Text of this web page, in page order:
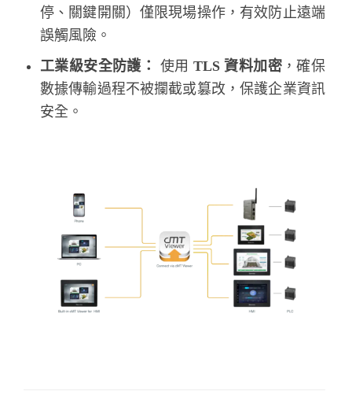
停、關鍵開關）僅限現場操作，有效防止遠端
誤觸風險。
工業級安全防護：
使用 TLS 資料加密 ，確保
數據傳輸過程不被攔截或篡改，保護企業資訊
安全。